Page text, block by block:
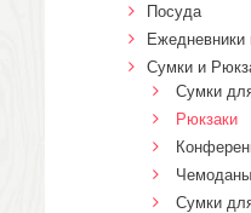
Посуда
Ежедневники
Сумки и
Сумки
Рюкзаки
Чемоданы
Сумки